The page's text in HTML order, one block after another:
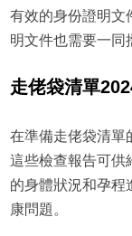
有效的身份證明文
明文件也需要一同
走佬袋清單
在準備走佬袋清單
這些檢查報告可供
的身體狀況和孕程
康問題。